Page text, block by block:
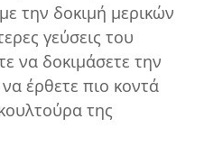
την δοκιμή μερικών
γεύσεις του
να δοκιμάσετε την
έρθετε πιο κοντά
της